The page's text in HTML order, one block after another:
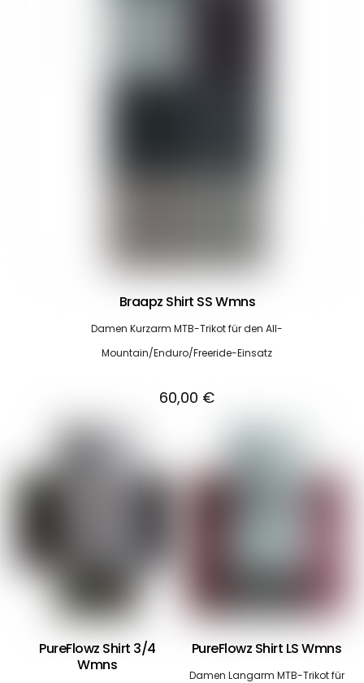
Braapz Shirt SS Wmns
Damen Kurzarm MTB-Trikot für den All-
Mountain/Enduro/Freeride-Einsatz
60,00 €
PureFlowz Shirt 3/4
Wmns
PureFlowz Shirt LS Wmns
Damen Langarm MTB-Trikot für